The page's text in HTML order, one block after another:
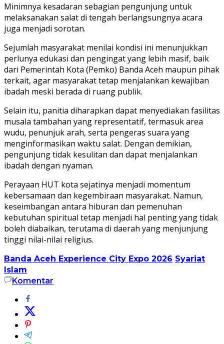
Minimnya kesadaran sebagian pengunjung untuk
melaksanakan salat di tengah berlangsungnya acara
juga menjadi sorotan.
Sejumlah masyarakat menilai kondisi ini menunjukkan
perlunya edukasi dan pengingat yang lebih masif, baik
dari Pemerintah Kota (Pemko) Banda Aceh maupun pihak
terkait, agar masyarakat tetap menjalankan kewajiban
ibadah meski berada di ruang publik.
Selain itu, panitia diharapkan dapat menyediakan fasilitas
musala tambahan yang representatif, termasuk area
wudu, penunjuk arah, serta pengeras suara yang
menginformasikan waktu salat. Dengan demikian,
pengunjung tidak kesulitan dan dapat menjalankan
ibadah dengan nyaman.
Perayaan HUT kota sejatinya menjadi momentum
kebersamaan dan kegembiraan masyarakat. Namun,
keseimbangan antara hiburan dan pemenuhan
kebutuhan spiritual tetap menjadi hal penting yang tidak
boleh diabaikan, terutama di daerah yang menjunjung
tinggi nilai-nilai religius.
Banda Aceh Experience City Expo 2026 Syariat
Islam
Komentar